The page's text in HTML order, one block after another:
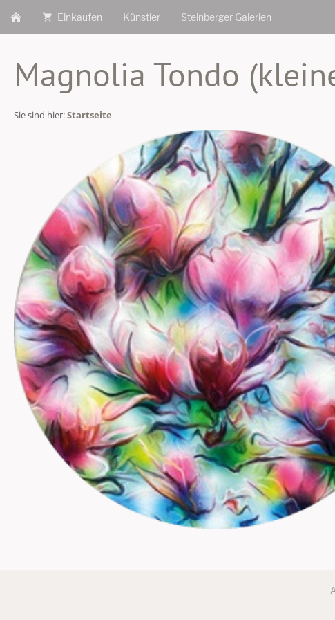
Einkaufen Künstler Steinberger Galerien
Magnolia Tondo
Sie sind hier:Startseite